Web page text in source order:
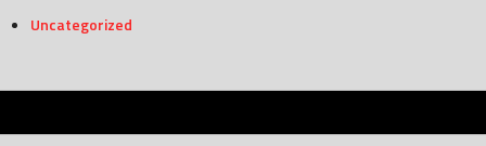
Uncategorized